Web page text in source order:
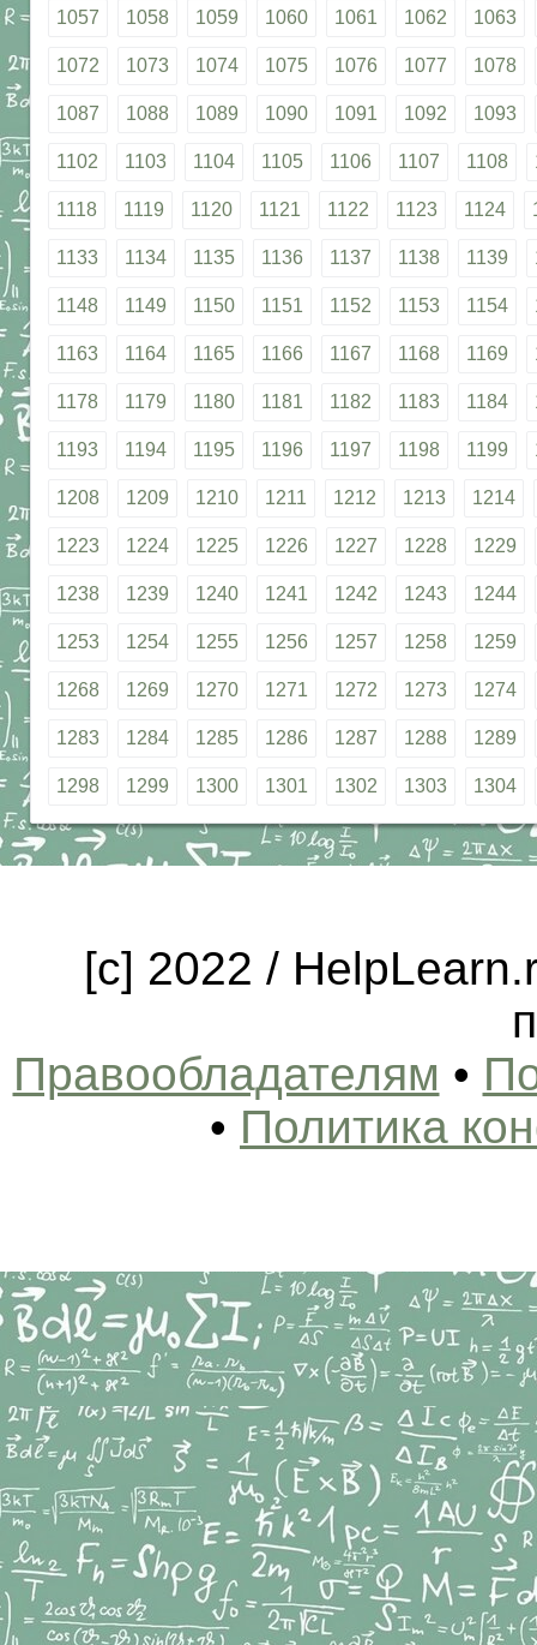
1057 1058 1059 1060 1061 1062 1063
1072 1073 1074 1075 1076 1077 1078
1087 1088 1089 1090 1091 1092 1093
1102 1103 1104 1105 1106 1107 1108
1118 1119 1120 1121 1122 1123 1124
1133 1134 1135 1136 1137 1138 1139
1148 1149 1150 1151 1152 1153 1154
1163 1164 1165 1166 1167 1168 1169
1178 1179 1180 1181 1182 1183 1184
1193 1194 1195 1196 1197 1198 1199
1208 1209 1210 1211 1212 1213 1214
1223 1224 1225 1226 1227 1228 1229
1238 1239 1240 1241 1242 1243 1244
1253 1254 1255 1256 1257 1258 1259
1268 1269 1270 1271 1272 1273 1274
1283 1284 1285 1286 1287 1288 1289
1298 1299 1300 1301 1302 1303 1304
[c] 2022 /
Правообладателям •
• Политика